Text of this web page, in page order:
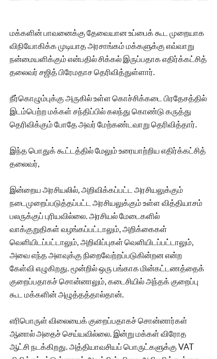
மக்களின் பாவனைக்கு தேவையான உப்பைக் கூட முறையாக
விநியோகிக்க முடியாத அரசாங்கம் மக்களுக்கு எவ்வாறு
நன்மையளிக்கும் என்பதில் சிக்கல் இருப்பதாக எதிர்க்கட்சித்
தலைவர் சஜித் பிரேமதாச தெரிவித்துள்ளார்.
நீர்கொழும்புக்கு அருகில் உள்ள கொச்சிக்கடை பிரதேசத்தில்
இடம்பெற்ற மக்கள் சந்திப்பில் கலந்து கொண்டு கருத்து
தெரிவிக்கும் போதே அவர் மேற்கண்டவாறு தெரிவித்தார்.
இந்த பொதுக் கூட்டத்தில் மேலும் உரையாற்றிய எதிர்க்கட்சித்
தலைவர்,
இன்றைய அரசியலில், அறிவிக்கப்பட்ட அரசியலுக்கும்
நடைமுறைப்படுத்தப்பட்ட அரசியலுக்கும் உள்ள வித்தியாசம்
பலருக்குப் புரியவில்லை. அரசியல் மேடைகளில்
வாக்குறுதிகள் வழங்கப்பட்டாலும், அறிக்கைகள்
வெளியிடப்பட்டாலும், அறிவிப்புகள் வெளியிடப்பட்டாலும்,
அவை எந்த அளவுக்கு நிறைவேற்றப்படுகின்றன என்ற
கேள்வி எழுகிறது. மூன்றில் ஒரு பங்காக மின்கட்டணத்தைக்
குறைப்பதாகச் சொன்னாலும், கடைசியில் அந்தக் குறைப்பு
கூட மக்களின் அழுத்தத்தால்தான்.
எரிபொருள் விலையைக் குறைப்பதாகச் சொன்னார்கள்
ஆனால் அதைச் செய்யவில்லை. இன்று மக்கள் விரோத
ஆட்சி நடக்கிறது. அத்தியாவசியப் பொருட்களுக்கு VAT